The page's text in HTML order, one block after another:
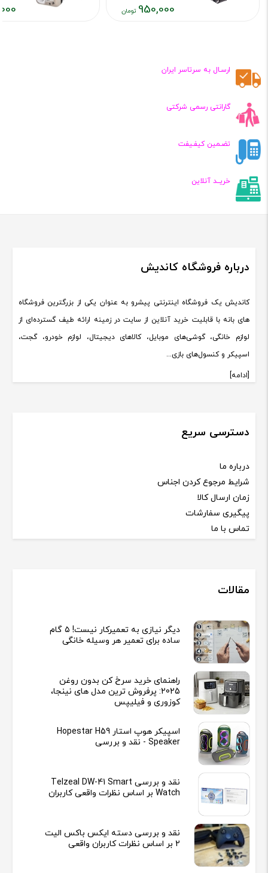
کد محصول :13027
950,000
ارسـال به سرتاسر ایران
گارانتی رسمی شرکتی
تضـمین کیفـیفت
خریــد آنلاین
درباره فروشگاه کاندیش
کاندیش یک فروشگاه اینترنتی پیشرو به عنوان یکی از بزرگترین فروشگاه
های بانه با قابلیت خرید آنلاین از سایت در زمینه ارائه طیف گسترده‌ای از
لوازم خانگی، گوشی‌های موبایل، کالاهای دیجیتال، لوازم خودرو، گجت،
اسپیکر و کنسول‌های بازی...
[ادامه]
دسترسی سریع
درباره ما
شرایط مرجوع کردن اجناس
زمان ارسال کالا
پیگیری سفارشات
تماس با ما
مقالات
دیگر نیازی به تعمیرکار نیست! ۵ گام
ساده برای تعمیر هر وسیله خانگی
راهنمای خرید سرخ کن بدون روغن
2025: پرفروش ترین مدل های نینجا،
کوزوری و فیلیپس
اسپیکر هوپ استار Hopestar H59
Speaker - نقد و بررسی
نقد و بررسی Telzeal DW-41 Smart
Watch بر اساس نظرات واقعی کاربران
نقد و بررسی دسته ایکس باکس الیت
2 بر اساس نظرات کاربران واقعی